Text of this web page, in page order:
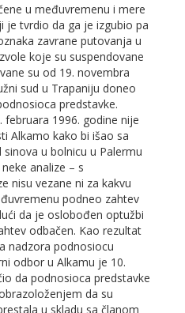
u međuvremenu i mere
je tvrdio da ga je izgubio pa
zavrane putovanja u
koje su suspendovane
su od 19. novembra
sud u Trapaniju doneo
predstavke.
februara 1996. godine nije
Alkamo kako bi išao sa
u bolnicu u Palermu
analize – s
nisu vezane ni za kakvu
podneo zahtev
da je oslobođen optužbi
odbačen. Kao rezultat
nadzora podnosiocu
odbor u Alkamu je 10.
da podnosioca predstavke
da su
u skladu sa članom